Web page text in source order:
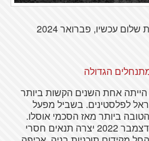
עכשיו, פברואר 2024
הגדולה
הייתה אחת השנים הקשות ביותר
לפלסטינים. בשביל מפעל
ביותר מאז הסכמי אוסלו.
כינונה של ממשלת נתניהו בדצמבר 2022 יצרה תנאים חסרי